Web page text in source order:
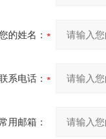
的姓名：
系电话：
用邮箱：